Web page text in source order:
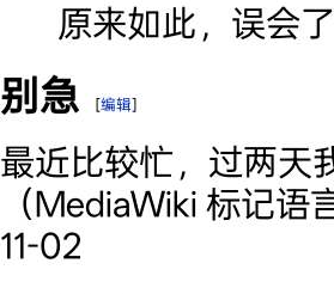
原来如此，误会
别急 [编辑]
最近比较忙，过两天
（MediaWiki 标记
11-02